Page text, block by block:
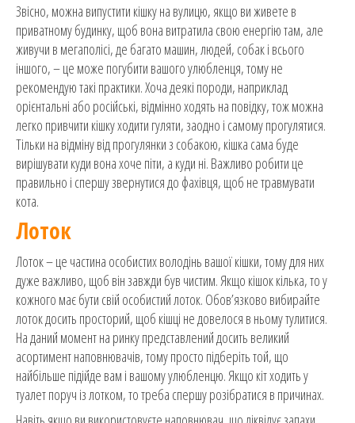
Звісно, можна випустити кішку на вулицю, якщо ви живете в
приватному будинку, щоб вона витратила свою енергію там, але
живучи в мегаполісі, де багато машин, людей, собак і всього
іншого, – це може погубити вашого улюбленця, тому не
рекомендую такі практики. Хоча деякі породи, наприклад
орієнтальні або російські, відмінно ходять на повідку, тож можна
легко привчити кішку ходити гуляти, заодно і самому прогулятися.
Тільки на відміну від прогулянки з собакою, кішка сама буде
вирішувати куди вона хоче піти, а куди ні. Важливо робити це
правильно і спершу звернутися до фахівця, щоб не травмувати
кота.
Лоток
Лоток – це частина особистих володінь вашої кішки, тому для них
дуже важливо, щоб він завжди був чистим. Якщо кішок кілька, то у
кожного має бути свій особистий лоток. Обов’язково вибирайте
лоток досить просторий, щоб кішці не довелося в ньому тулитися.
На даний момент на ринку представлений досить великий
асортимент наповнювачів, тому просто підберіть той, що
найбільше підійде вам і вашому улюбленцю. Якщо кіт ходить у
туалет поруч із лотком, то треба спершу розібратися в причинах.